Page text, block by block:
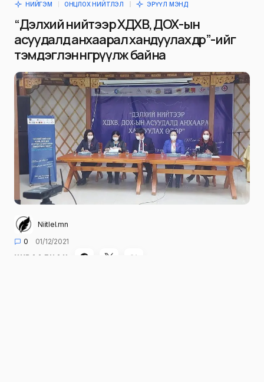
НИЙГЭМ ОНЦЛОХ НИЙТЛЭЛ ЭРҮҮЛ МЭНД
“Дэлхий нийтээр ХДХВ, ДОХ-ын
асуудалд анхаарал хандуулах өдөр”-ийг
тэмдэглэн өнгөрүүлж байна
Niitlel.mn
0
01/12/2021
ХУВААЛЦАХ